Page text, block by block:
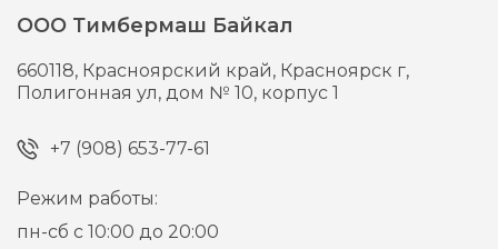
ООО Тимбермаш Байкал
660118, Красноярский край, Красноярск г,
Полигонная ул, дом № 10, корпус 1
+7 (908) 653-77-61
Режим работы:
пн-сб с 10:00 до 20:00